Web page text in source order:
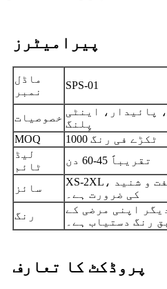
پیرامیٹرز
ماڈل
نمبر
SPS-01
خصوصیات
پائیدار، اینٹی
پِلنگ
MOQ
1000 ٹکڑے فی رنگ
لیڈ
ٹائم
تقریباً 45-60 دن
سائز
XS-2XL، اضافی سائز کے لیے گفت و شنید
کی ضرورت ہے۔
رنگ
اپنی مرضی کے
رنگ دستیاب ہے۔
پروڈکٹ کا تعارف